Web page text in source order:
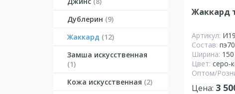
Дублерин (9)
Жаккард (12)
Замша искусственная
(1)
Кожа искусственная (2)
Жаккард
Артикул:
Состав:
Ширина: 150
Цвет: серо-
Оптом/
Цена: 3